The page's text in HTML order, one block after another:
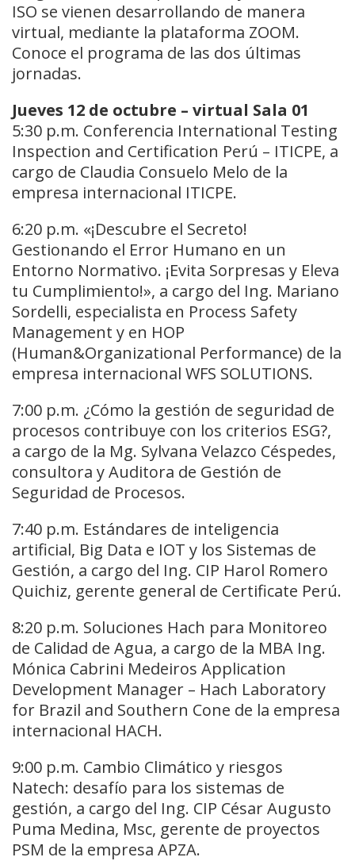
ISO se vienen desarrollando de manera
virtual, mediante la plataforma ZOOM.
Conoce el programa de las dos últimas
jornadas.
Jueves 12 de octubre – virtual Sala 01
5:30 p.m. Conferencia International Testing
Inspection and Certification Perú – ITICPE, a
cargo de Claudia Consuelo Melo de la
empresa internacional ITICPE.
6:20 p.m. «¡Descubre el Secreto!
Gestionando el Error Humano en un
Entorno Normativo. ¡Evita Sorpresas y Eleva
tu Cumplimiento!», a cargo del Ing. Mariano
Sordelli, especialista en Process Safety
Management y en HOP
(Human&Organizational Performance) de la
empresa internacional WFS SOLUTIONS.
7:00 p.m. ¿Cómo la gestión de seguridad de
procesos contribuye con los criterios ESG?,
a cargo de la Mg. Sylvana Velazco Céspedes,
consultora y Auditora de Gestión de
Seguridad de Procesos.
7:40 p.m. Estándares de inteligencia
artificial, Big Data e IOT y los Sistemas de
Gestión, a cargo del Ing. CIP Harol Romero
Quichiz, gerente general de Certificate Perú.
8:20 p.m. Soluciones Hach para Monitoreo
de Calidad de Agua, a cargo de la MBA Ing.
Mónica Cabrini Medeiros Application
Development Manager – Hach Laboratory
for Brazil and Southern Cone de la empresa
internacional HACH.
9:00 p.m. Cambio Climático y riesgos
Natech: desafío para los sistemas de
gestión, a cargo del Ing. CIP César Augusto
Puma Medina, Msc, gerente de proyectos
PSM de la empresa APZA.